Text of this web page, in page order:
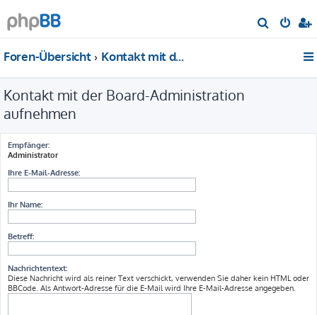
u
Foren-Übersicht Kontakt mit der Board-Administration aufnehmen
Kontakt mit der Board-Administration
aufnehmen
Empfänger:
Administrator
Ihre E-Mail-Adresse:
Ihr Name:
Betreff:
Nachrichtentext:
Diese Nachricht wird als reiner Text verschickt, verwenden Sie daher kein HTML oder
BBCode. Als Antwort-Adresse für die E-Mail wird Ihre E-Mail-Adresse angegeben.